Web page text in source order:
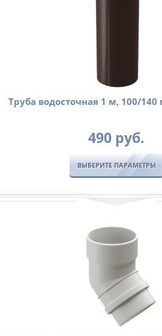
Труба водосточная 1 м, 100/140
490 руб.
ВЫБЕРИТЕ ПАРАМЕТРЫ